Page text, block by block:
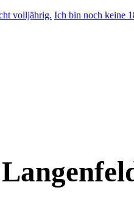
volljährig. Ich bin noch keine